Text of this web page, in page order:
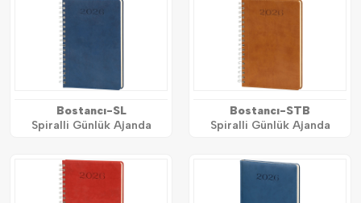
Bostancı-SL
Spiralli Günlük Ajanda
Bostancı-STB
Spiralli Günlük Ajanda